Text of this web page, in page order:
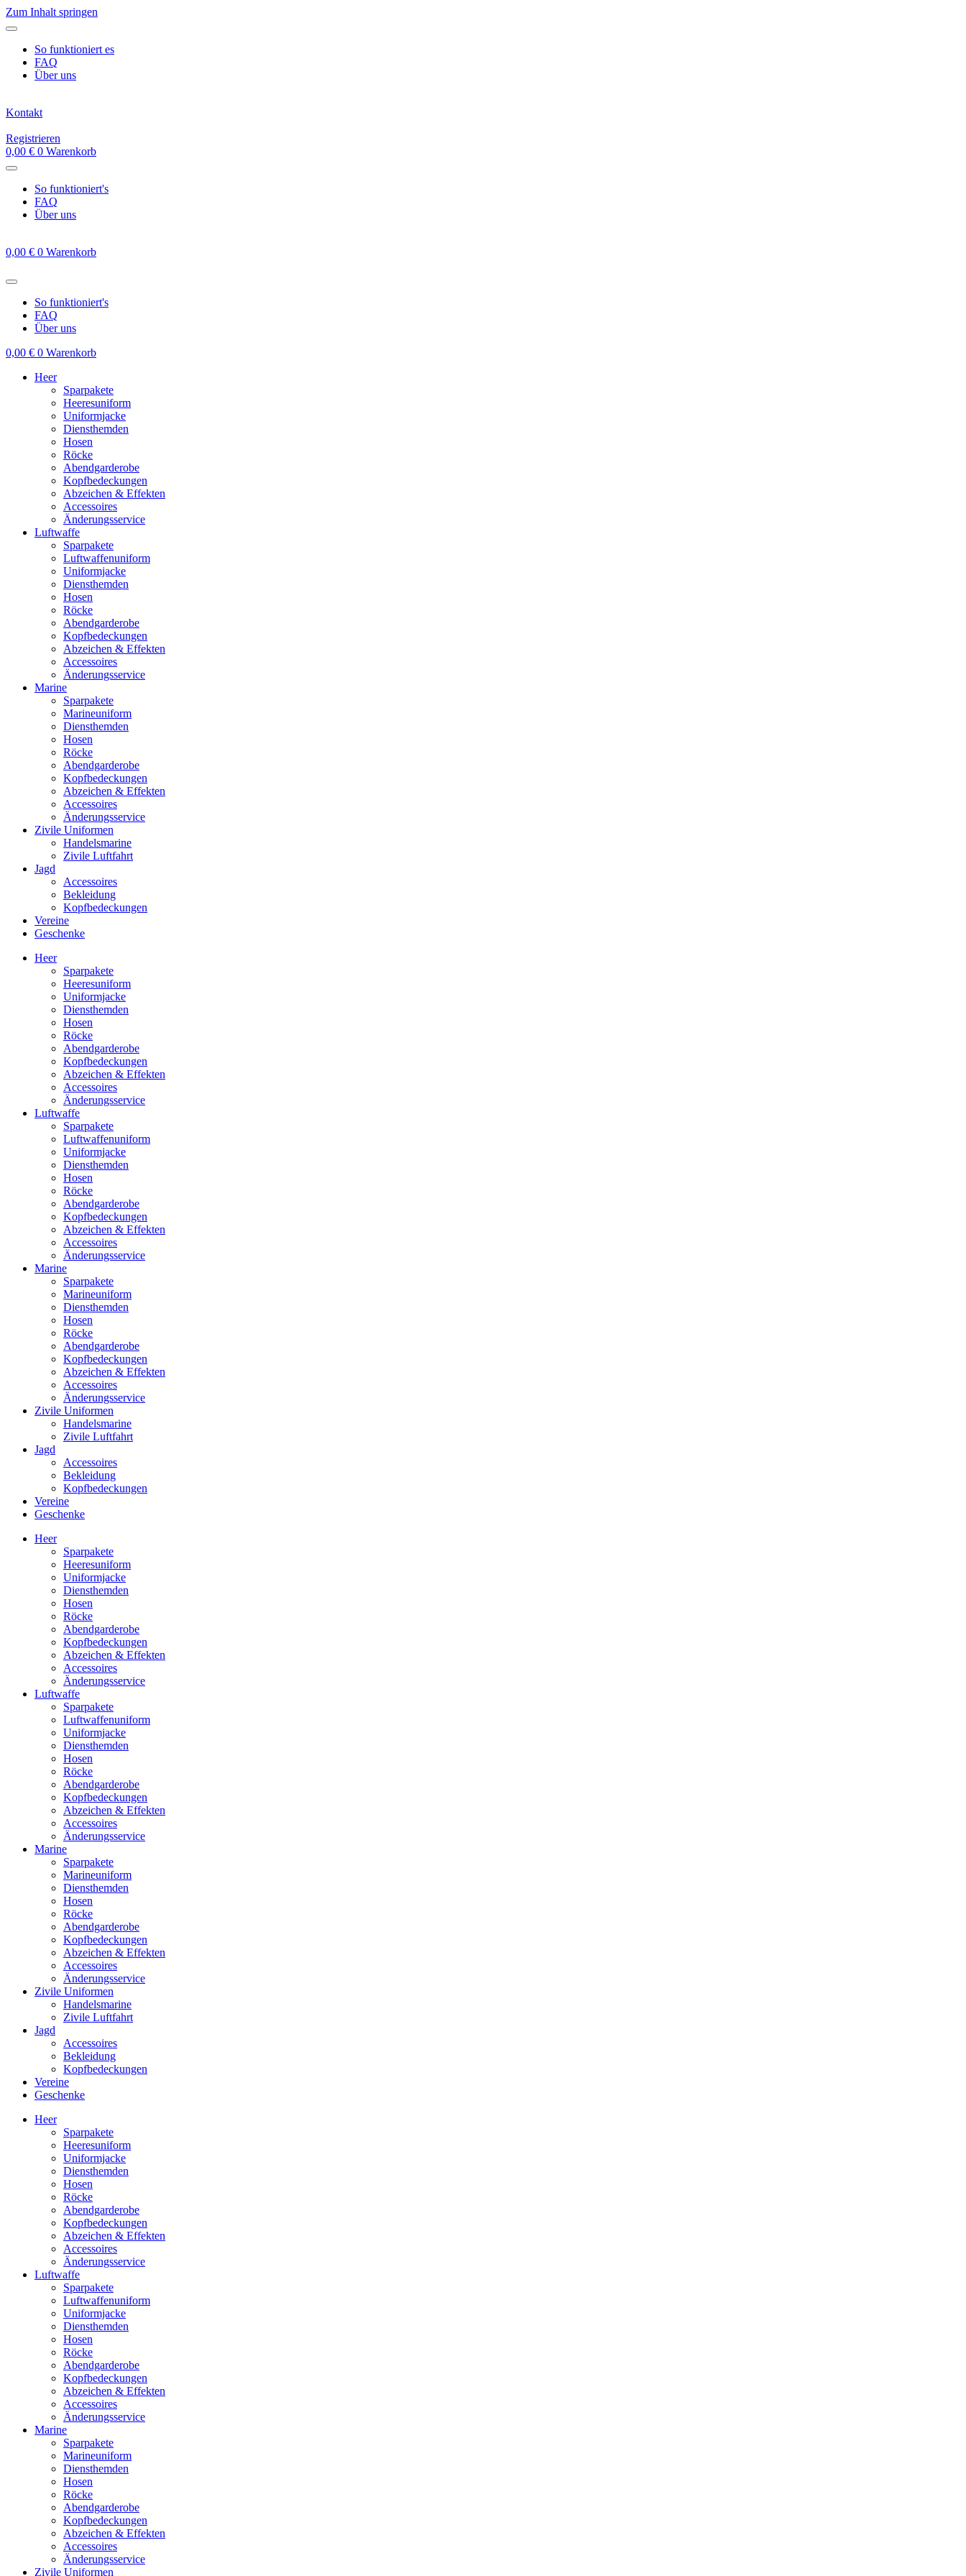
Zum Inhalt springen
So funktioniert es
FAQ
Über uns
Kontakt
Registrieren
0,00 € 0 Warenkorb
So funktioniert's
FAQ
Über uns
0,00 € 0 Warenkorb
So funktioniert's
FAQ
Über uns
0,00 € 0 Warenkorb
Heer
Sparpakete
Heeresuniform
Uniformjacke
Diensthemden
Hosen
Röcke
Abendgarderobe
Kopfbedeckungen
Abzeichen & Effekten
Accessoires
Änderungsservice
Luftwaffe
Sparpakete
Luftwaffenuniform
Uniformjacke
Diensthemden
Hosen
Röcke
Abendgarderobe
Kopfbedeckungen
Abzeichen & Effekten
Accessoires
Änderungsservice
Marine
Sparpakete
Marineuniform
Diensthemden
Hosen
Röcke
Abendgarderobe
Kopfbedeckungen
Abzeichen & Effekten
Accessoires
Änderungsservice
Zivile Uniformen
Handelsmarine
Zivile Luftfahrt
Jagd
Accessoires
Bekleidung
Kopfbedeckungen
Vereine
Geschenke
Heer
Sparpakete
Heeresuniform
Uniformjacke
Diensthemden
Hosen
Röcke
Abendgarderobe
Kopfbedeckungen
Abzeichen & Effekten
Accessoires
Änderungsservice
Luftwaffe
Sparpakete
Luftwaffenuniform
Uniformjacke
Diensthemden
Hosen
Röcke
Abendgarderobe
Kopfbedeckungen
Abzeichen & Effekten
Accessoires
Änderungsservice
Marine
Sparpakete
Marineuniform
Diensthemden
Hosen
Röcke
Abendgarderobe
Kopfbedeckungen
Abzeichen & Effekten
Accessoires
Änderungsservice
Zivile Uniformen
Handelsmarine
Zivile Luftfahrt
Jagd
Accessoires
Bekleidung
Kopfbedeckungen
Vereine
Geschenke
Heer
Sparpakete
Heeresuniform
Uniformjacke
Diensthemden
Hosen
Röcke
Abendgarderobe
Kopfbedeckungen
Abzeichen & Effekten
Accessoires
Änderungsservice
Luftwaffe
Sparpakete
Luftwaffenuniform
Uniformjacke
Diensthemden
Hosen
Röcke
Abendgarderobe
Kopfbedeckungen
Abzeichen & Effekten
Accessoires
Änderungsservice
Marine
Sparpakete
Marineuniform
Diensthemden
Hosen
Röcke
Abendgarderobe
Kopfbedeckungen
Abzeichen & Effekten
Accessoires
Änderungsservice
Zivile Uniformen
Handelsmarine
Zivile Luftfahrt
Jagd
Accessoires
Bekleidung
Kopfbedeckungen
Vereine
Geschenke
Heer
Sparpakete
Heeresuniform
Uniformjacke
Diensthemden
Hosen
Röcke
Abendgarderobe
Kopfbedeckungen
Abzeichen & Effekten
Accessoires
Änderungsservice
Luftwaffe
Sparpakete
Luftwaffenuniform
Uniformjacke
Diensthemden
Hosen
Röcke
Abendgarderobe
Kopfbedeckungen
Abzeichen & Effekten
Accessoires
Änderungsservice
Marine
Sparpakete
Marineuniform
Diensthemden
Hosen
Röcke
Abendgarderobe
Kopfbedeckungen
Abzeichen & Effekten
Accessoires
Änderungsservice
Zivile Uniformen